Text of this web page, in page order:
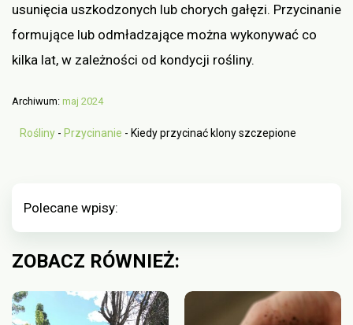
usunięcia uszkodzonych lub chorych gałęzi. Przycinanie
formujące lub odmładzające można wykonywać co
kilka lat, w zależności od kondycji rośliny.
Archiwum: maj 2024
Rośliny - Przycinanie - Kiedy przycinać klony szczepione
Polecane wpisy:
ZOBACZ RÓWNIEŻ: